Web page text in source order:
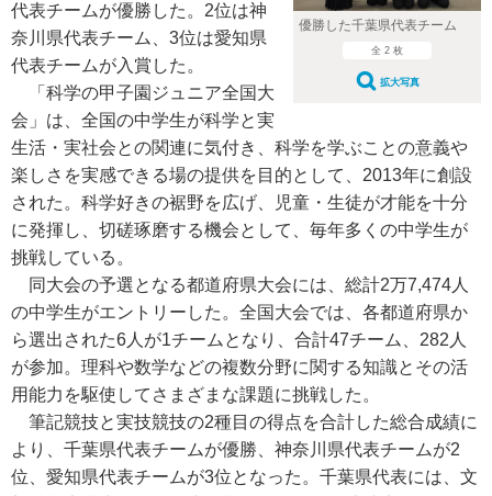
優勝した千葉県代表チーム
全 2 枚
拡大写真
代表チームが優勝した。2位は神
奈川県代表チーム、3位は愛知県
代表チームが入賞した。
「科学の甲子園ジュニア全国大
会」は、全国の中学生が科学と実
生活・実社会との関連に気付き、科学を学ぶことの意義や
楽しさを実感できる場の提供を目的として、2013年に創設
された。科学好きの裾野を広げ、児童・生徒が才能を十分
に発揮し、切磋琢磨する機会として、毎年多くの中学生が
挑戦している。
同大会の予選となる都道府県大会には、総計2万7,474人
の中学生がエントリーした。全国大会では、各都道府県か
ら選出された6人が1チームとなり、合計47チーム、282人
が参加。理科や数学などの複数分野に関する知識とその活
用能力を駆使してさまざまな課題に挑戦した。
筆記競技と実技競技の2種目の得点を合計した総合成績に
より、千葉県代表チームが優勝、神奈川県代表チームが2
位、愛知県代表チームが3位となった。千葉県代表には、文